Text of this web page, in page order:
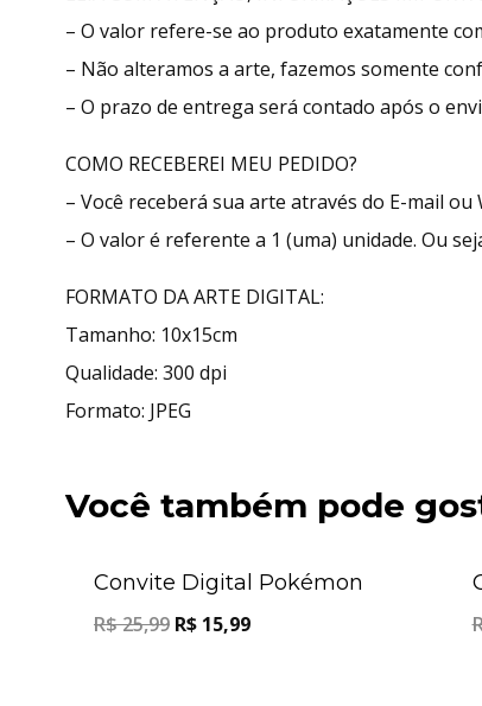
– O valor refere-se ao produto exatamente
– Não alteramos a arte, fazemos somente
– O prazo de entrega será contado após o
COMO RECEBEREI MEU PEDIDO?
– Você receberá sua arte através do E-mail ou
– O valor é referente a 1 (uma) unidade. Ou
FORMATO DA ARTE DIGITAL:
Tamanho: 10x15cm
Qualidade: 300 dpi
Formato: JPEG
Você também pode
Convite Digital Pokémon
R$25,99 R$ 15,99